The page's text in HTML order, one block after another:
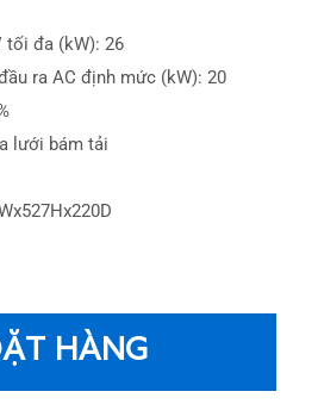
tối đa (kW): 26
ra AC định mức (kW): 20
lưới bám tải
HÀNG